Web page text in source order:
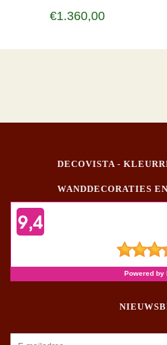
€1.360,00
DECOVISTA -
WANDDECORATIES